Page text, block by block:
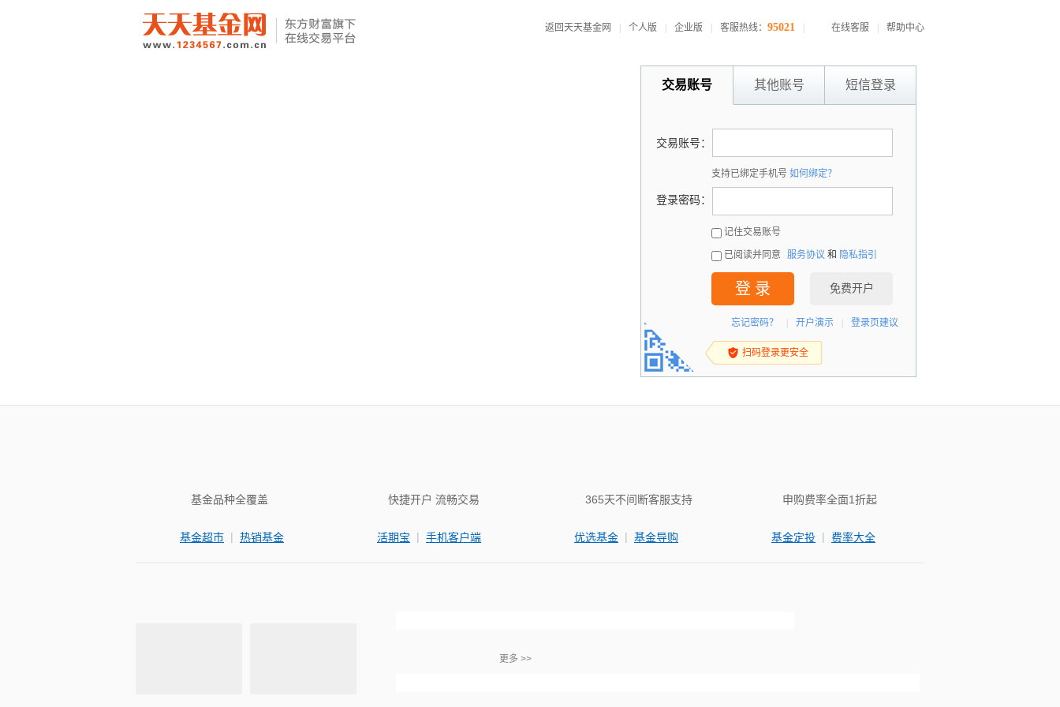
返回天天基金网 个人版 企业版 客服热线： 95021 在线客服 帮助中心
交易账号 其他账号 短信登录
交易账号：
支持已绑定手机号 如何绑定？
登录密码：
记住交易账号
已阅读并同意 服务协议 和 隐私指引
登 录 免费开户
忘记密码？ 开户演示 登录页建议
扫码登录更安全
基金品种全覆盖
基金超市 | 热销基金
快捷开户 流畅交易
活期宝 | 手机客户端
365天不间断客服支持
优选基金 | 基金导购
申购费率全面1折起
基金定投 | 费率大全
更多 >>